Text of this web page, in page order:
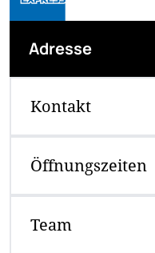
Adresse
Kontakt
Öffnungszeiten
Team